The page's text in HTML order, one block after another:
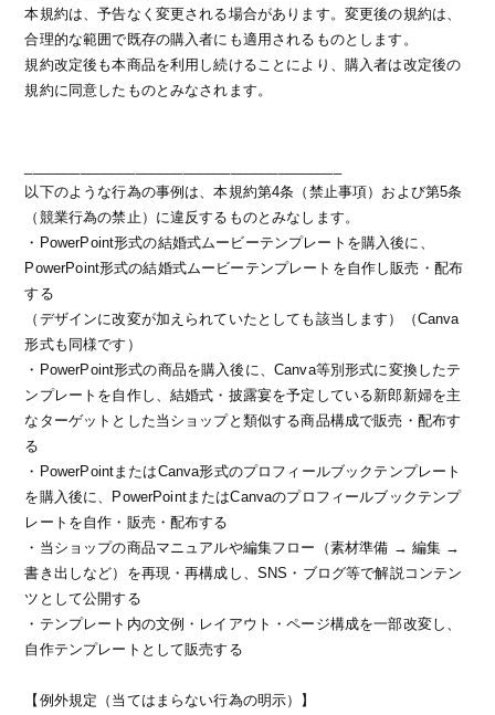
本規約は、予告なく変更される場合があります。変更後の規約は、
合理的な範囲で既存の購入者にも適用されるものとします。
規約改定後も本商品を利用し続けることにより、購入者は改定後の
規約に同意したものとみなされます。
以下のような行為の事例は、本規約第4条（禁止事項）および第5条
（競業行為の禁止）に違反するものとみなします。
・PowerPoint形式の結婚式ムービーテンプレートを購入後に、
PowerPoint形式の結婚式ムービーテンプレートを自作し販売・配布
する
（デザインに改変が加えられていたとしても該当します）（Canva
形式も同様です）
・PowerPoint形式の商品を購入後に、Canva等別形式に変換したテ
ンプレートを自作し、結婚式・披露宴を予定している新郎新婦を主
なターゲットとした当ショップと類似する商品構成で販売・配布す
る
・PowerPointまたはCanva形式のプロフィールブックテンプレート
を購入後に、PowerPointまたはCanvaのプロフィールブックテンプ
レートを自作・販売・配布する
・当ショップの商品マニュアルや編集フロー（素材準備 → 編集 →
書き出しなど）を再現・再構成し、SNS・ブログ等で解説コンテン
ツとして公開する
・テンプレート内の文例・レイアウト・ページ構成を一部改変し、
自作テンプレートとして販売する
【例外規定（当てはまらない行為の明示）】